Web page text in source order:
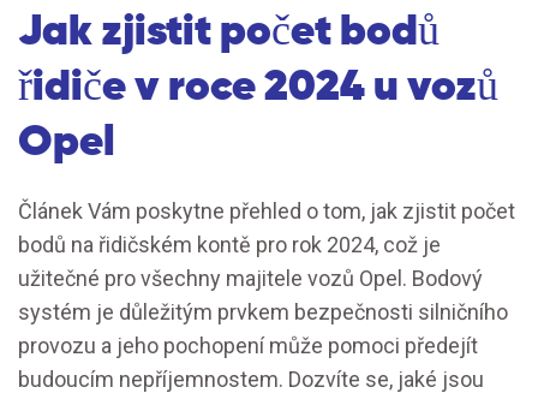
Jak zjistit počet bodů
řidiče v roce 2024 u vozů
Opel
Článek Vám poskytne přehled o tom, jak zjistit počet
bodů na řidičském kontě pro rok 2024, což je
užitečné pro všechny majitele vozů Opel. Bodový
systém je důležitým prvkem bezpečnosti silničního
provozu a jeho pochopení může pomoci předejít
budoucím nepříjemnostem. Dozvíte se, jaké jsou